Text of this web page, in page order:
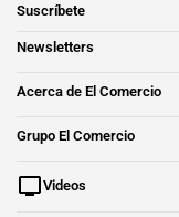
Suscríbete
Newsletters
Acerca de El Comercio
Grupo El Comercio
Videos